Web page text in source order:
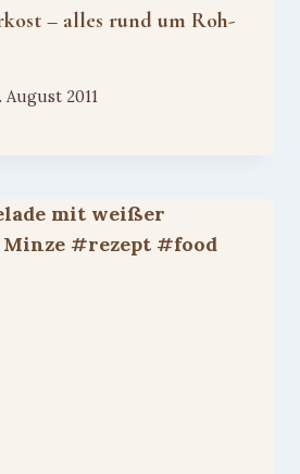
– alles rund um Roh-
August 2011